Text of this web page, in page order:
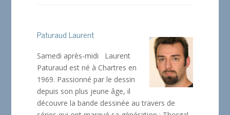
Paturaud Laurent
Samedi après-midi Laurent
Paturaud est né à Chartres en
1969. Passionné par le dessin
depuis son plus jeune âge, il
découvre la bande dessinée au travers de